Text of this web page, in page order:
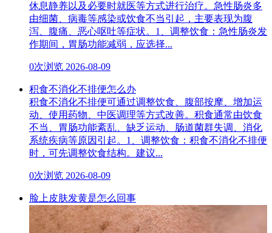
休息静养以及必要时就医等方式进行治疗。急性肠炎多
由细菌、病毒等感染或饮食不当引起，主要表现为腹
泻、腹痛、恶心呕吐等症状。1、调整饮食：急性肠炎发
作期间，胃肠功能减弱，应选择...
0次浏览 2026-08-09
积食不消化不排便怎么办
积食不消化不排便可通过调整饮食、腹部按摩、增加运
动、使用药物、中医调理等方式改善。积食通常由饮食
不当、胃肠功能紊乱、缺乏运动、肠道菌群失调、消化
系统疾病等原因引起。1、调整饮食：积食不消化不排便
时，可先调整饮食结构。建议...
0次浏览 2026-08-09
脸上皮肤发黄是怎么回事